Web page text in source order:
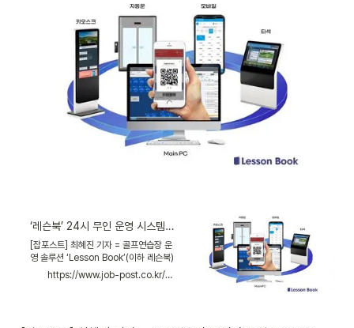
‘레슨북’ 24시 무인 운영 시스템 출시
[잡포스트] 최혜진 기자 = 골프연습장 운
영 솔루션 ‘Lesson Book’(이하 레슨북)
에서 24시 무인 운영 시스템을 출시했
다. 레슨북 24시 무인 운영 시스템은 사물
https://www.job-post.co.kr/news/articleView.html?idxno=42445